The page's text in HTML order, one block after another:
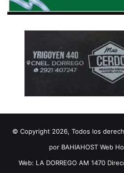
© Copyright 2026, Todos los
por BAHIAHOST Web
Web: LA DORREGO AM 1470